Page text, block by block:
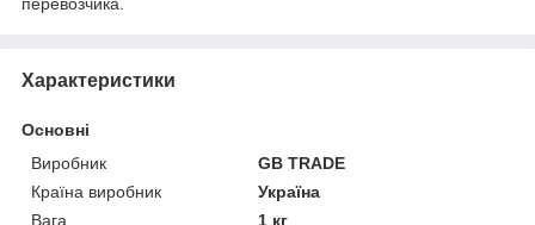
Характеристики
Основні
Виробник
GB TRADE
Країна виробник
Україна
Вага
1 кг